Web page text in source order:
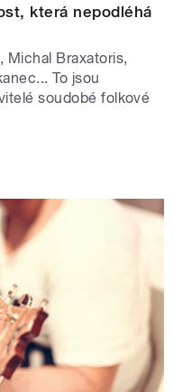
která nepodléhá
Michal Braxatoris,
To jsou
soudobé folkové